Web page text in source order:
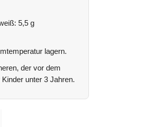
5,5 g
lagern.
der vor dem
unter 3 Jahren.